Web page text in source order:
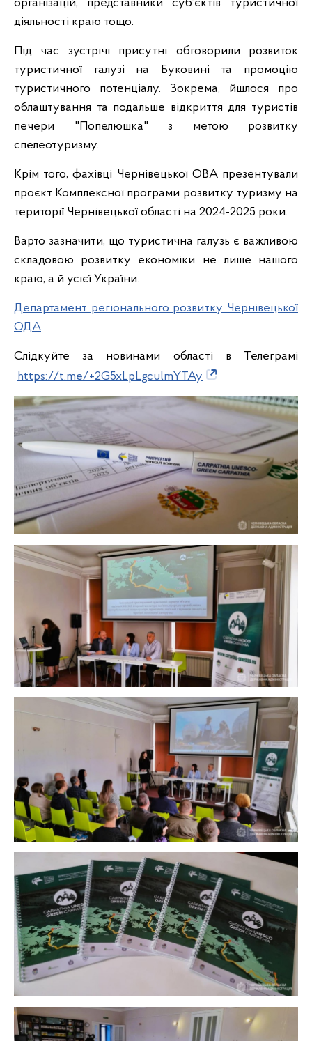
організацій, представники суб’єктів туристичної
діяльності краю тощо.
Під час зустрічі присутні обговорили розвиток
туристичної галузі на Буковині та промоцію
туристичного потенціалу. Зокрема, йшлося про
облаштування та подальше відкриття для туристів
печери "Попелюшка" з метою розвитку
спелеотуризму.
Крім того, фахівці Чернівецької ОВА презентували
проєкт Комплексної програми розвитку туризму на
території Чернівецької області на 2024-2025 роки.
Варто зазначити, що туристична галузь є важливою
складовою розвитку економіки не лише нашого
краю, а й усієї України.
Департамент регіонального розвитку Чернівецької
ОДА
Слідкуйте за новинами області в Телеграмі
https://t.me/+2G5xLpLgculmYTAy